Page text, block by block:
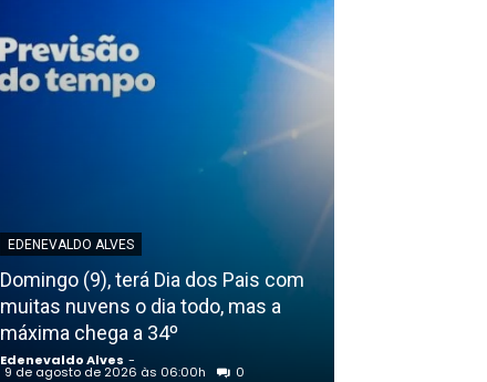
EDENEVALDO ALVES
Domingo (9), terá Dia dos Pais com
muitas nuvens o dia todo, mas a
máxima chega a 34º
Edenevaldo Alves -
9 de agosto de 2026 às 06:00h 0